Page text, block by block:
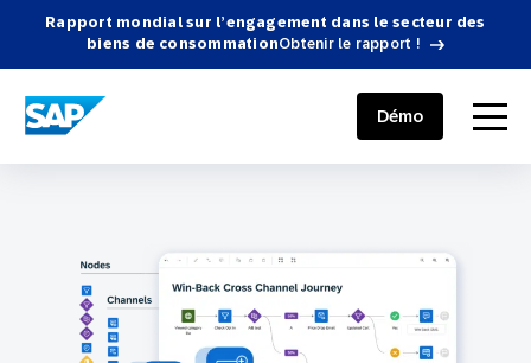
Rapport mondial sur l’engagement dans le secteur des
biens de consommationObtenir le rapport !
SAP ENGAGEMENT CLOUD menu
Démo